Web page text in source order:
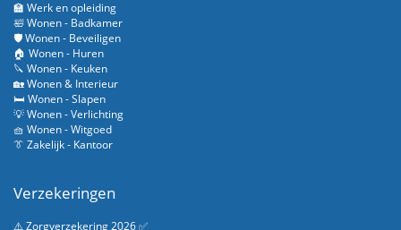
🏫 Werk en opleiding
🛀 Wonen - Badkamer
🛡️ Wonen - Beveiligen
🏠 Wonen - Huren
🔪 Wonen - Keuken
🏡 Wonen & Interieur
🛏️ Wonen - Slapen
💡 Wonen - Verlichting
🧺 Wonen - Witgoed
👔 Zakelijk - Kantoor
Verzekeringen
⚠️ Zorgverzekering 2026 ✅